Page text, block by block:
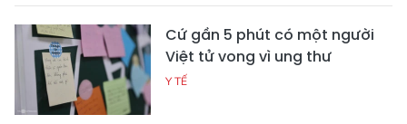
Cứ gần 5 phút có một người
Việt tử vong vì ung thư
Y TẾ